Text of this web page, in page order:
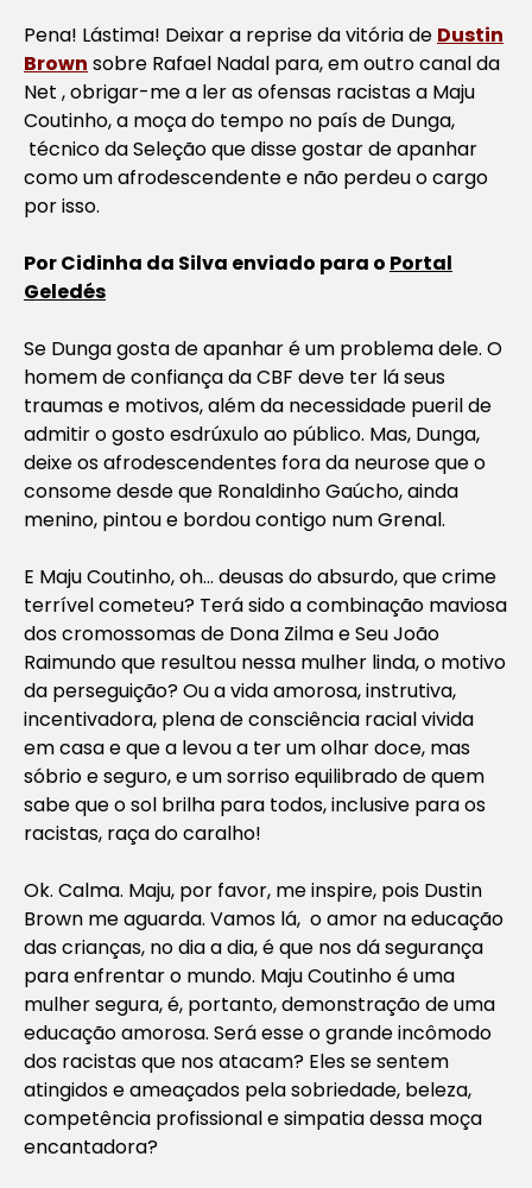
Pena! Lástima! Deixar a reprise da vitória de Dustin
Brown sobre Rafael Nadal para, em outro canal da
Net , obrigar-me a ler as ofensas racistas a Maju
Coutinho, a moça do tempo no país de Dunga,
técnico da Seleção que disse gostar de apanhar
como um afrodescendente e não perdeu o cargo
por isso.
Por Cidinha da Silva enviado para o Portal
Geledés
Se Dunga gosta de apanhar é um problema dele. O
homem de confiança da CBF deve ter lá seus
traumas e motivos, além da necessidade pueril de
admitir o gosto esdrúxulo ao público. Mas, Dunga,
deixe os afrodescendentes fora da neurose que o
consome desde que Ronaldinho Gaúcho, ainda
menino, pintou e bordou contigo num Grenal.
E Maju Coutinho, oh… deusas do absurdo, que crime
terrível cometeu? Terá sido a combinação maviosa
dos cromossomas de Dona Zilma e Seu João
Raimundo que resultou nessa mulher linda, o motivo
da perseguição? Ou a vida amorosa, instrutiva,
incentivadora, plena de consciência racial vivida
em casa e que a levou a ter um olhar doce, mas
sóbrio e seguro, e um sorriso equilibrado de quem
sabe que o sol brilha para todos, inclusive para os
racistas, raça do caralho!
Ok. Calma. Maju, por favor, me inspire, pois Dustin
Brown me aguarda. Vamos lá, o amor na educação
das crianças, no dia a dia, é que nos dá segurança
para enfrentar o mundo. Maju Coutinho é uma
mulher segura, é, portanto, demonstração de uma
educação amorosa. Será esse o grande incômodo
dos racistas que nos atacam? Eles se sentem
atingidos e ameaçados pela sobriedade, beleza,
competência profissional e simpatia dessa moça
encantadora?